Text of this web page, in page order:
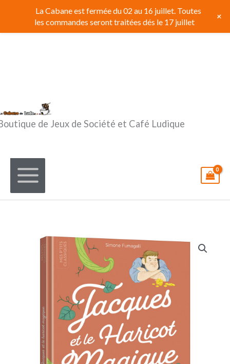
contenu
de Jeux de Société et Café Ludique
La Cabane est fermée du 02 au 16 juillet. Toutes
les commandes seront traitées dés le 17 juillet
+